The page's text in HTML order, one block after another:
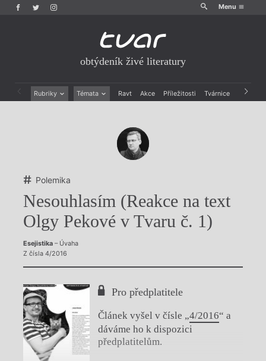
Menu
obtýdeník živé literatury
Rubriky Témata Ravt Akce Příležitosti Tvárnice Archiv
Polemika
Nesouhlasím (Reakce na text
Olgy Pekové v Tvaru č. 1)
Esejistika– Úvaha
Z čísla 4/2016
Pro předplatitele
Článek vyšel v čísle „4/2016“ a
dáváme ho k dispozici
předplatitelům.